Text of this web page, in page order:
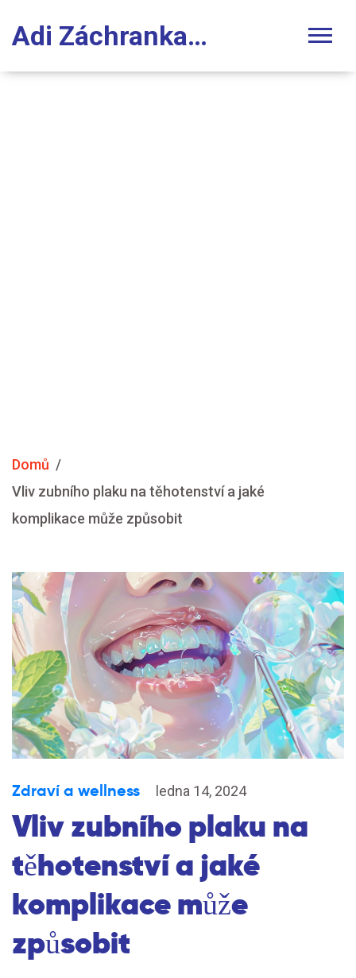
Adi Záchranka Stomatologie
Domů
Vliv zubního plaku na těhotenství a jaké
komplikace může způsobit
Zdraví a wellness ledna 14, 2024
Vliv zubního plaku na
těhotenství a jaké
komplikace může
způsobit